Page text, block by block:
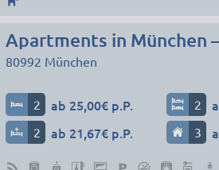
Apartments in München
80992 München
2 ab 25,00€ p.P. 2
2 ab 21,67€ p.P. 3